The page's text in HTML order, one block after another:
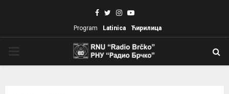
Facebook
TwitterInstagram
Youtube
Program Latinica Ћирилица